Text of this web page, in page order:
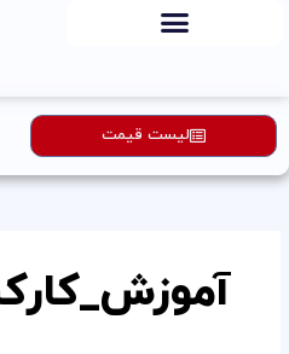
لیست قیمت